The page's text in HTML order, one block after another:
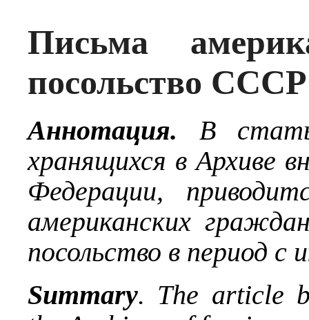
Письма
посольство СССР
Аннотация.
В
хранящихся в Архиве
Федерации,
американских
посольство в период с
Summary. The article